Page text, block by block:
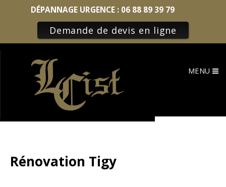
Skip
MENU
Rénovation Tigy
DÉPANNAGE URGENCE : 06 88 89 39 79
Demande de devis en ligne